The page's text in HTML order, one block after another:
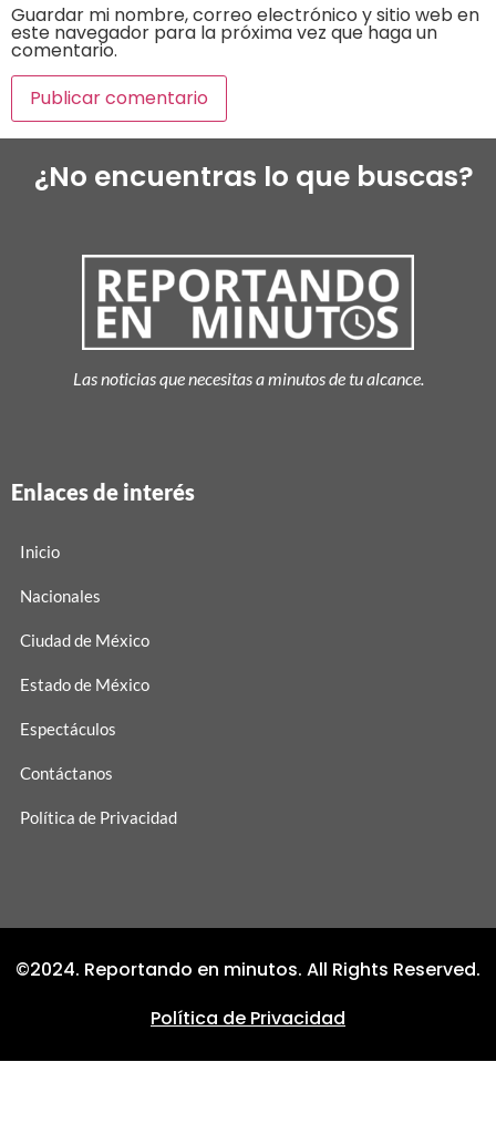
Guardar mi nombre, correo electrónico y sitio web en
este navegador para la próxima vez que haga un
comentario.
¿No encuentras lo que buscas?
Las noticias que necesitas a minutos de tu alcance.
Enlaces de interés
Inicio
Nacionales
Ciudad de México
Estado de México
Espectáculos
Contáctanos
Política de Privacidad
©2024. Reportando en minutos. All Rights Reserved.
Política de Privacidad